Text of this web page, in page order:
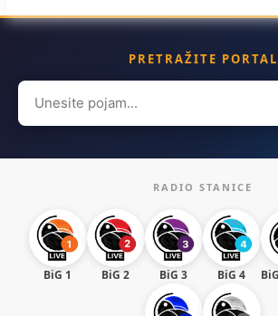
PRETRAŽITE PORTAL
Search
for:
RADIO STANICE
BiG 1 BiG 2 BiG 3 BiG 4